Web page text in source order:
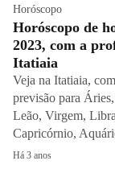
Horóscopo
Horóscopo de
2023, com a
Itatiaia
Veja na Itatiaia,
previsão para
Leão, Virgem,
Capricórnio,
Há 3 anos